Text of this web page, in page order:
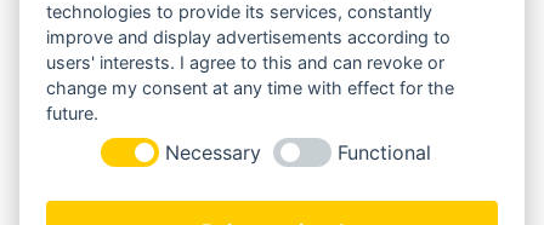
Herderstraße 2
22085 Hamburg
+49(0)40 18 033 286
info@morgenland-bazar.de
www.morgenland-bazar.de
FOLGEN SIE UNS:
technologies to provide its services, constantly
improve and display advertisements according to
users' interests. I agree to this and can revoke or
change my consent at any time with effect for the
future.
Necessary Functional